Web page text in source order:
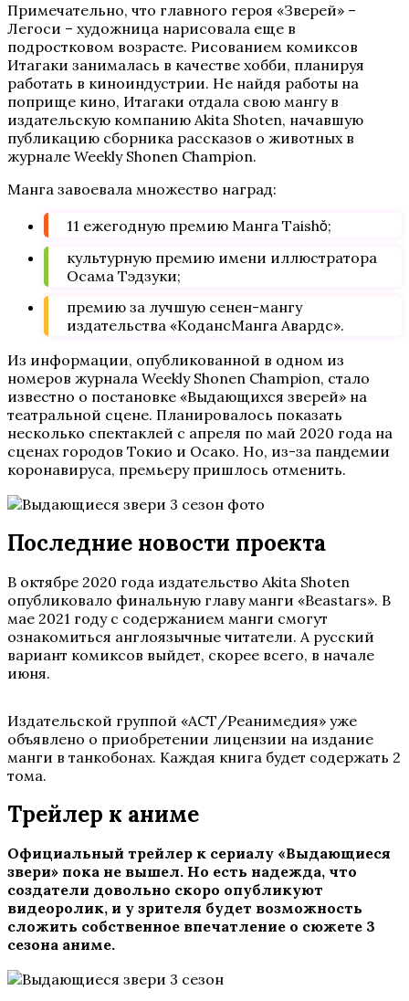
Примечательно, что главного героя «Зверей» –
Легоси – художница нарисовала еще в
подростковом возрасте. Рисованием комиксов
Итагаки занималась в качестве хобби, планируя
работать в киноиндустрии. Не найдя работы на
поприще кино, Итагаки отдала свою мангу в
издательскую компанию Akita Shoten, начавшую
публикацию сборника рассказов о животных в
журнале Weekly Shonen Champion.
Манга завоевала множество наград:
11 ежегодную премию Манга Taishǒ;
культурную премию имени иллюстратора
Осама Тэдзуки;
премию за лучшую сенен-мангу
издательства «КодансМанга Авардс».
Из информации, опубликованной в одном из
номеров журнала Weekly Shonen Champion, стало
известно о постановке «Выдающихся зверей» на
театральной сцене. Планировалось показать
несколько спектаклей с апреля по май 2020 года на
сценах городов Токио и Осако. Но, из-за пандемии
коронавируса, премьеру пришлось отменить.
Последние новости проекта
В октябре 2020 года издательство Akita Shoten
опубликовало финальную главу манги «Beastars». В
мае 2021 году с содержанием манги смогут
ознакомиться англоязычные читатели. А русский
вариант комиксов выйдет, скорее всего, в начале
июня.
Издательской группой «АСТ/Реанимедия» уже
объявлено о приобретении лицензии на издание
манги в танкобонах. Каждая книга будет содержать 2
тома.
Трейлер к аниме
Официальный трейлер к сериалу «Выдающиеся
звери» пока не вышел. Но есть надежда, что
создатели довольно скоро опубликуют
видеоролик, и у зрителя будет возможность
сложить собственное впечатление о сюжете 3
сезона аниме.